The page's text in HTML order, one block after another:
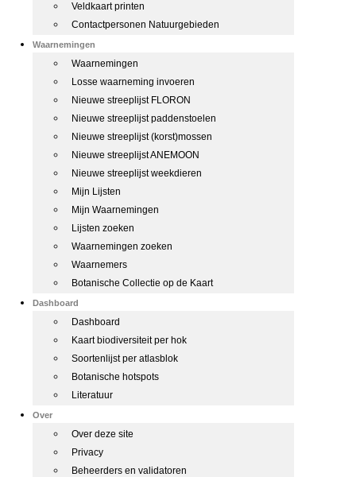
Veldkaart printen
Contactpersonen Natuurgebieden
Waarnemingen
Waarnemingen
Losse waarneming invoeren
Nieuwe streeplijst FLORON
Nieuwe streeplijst paddenstoelen
Nieuwe streeplijst (korst)mossen
Nieuwe streeplijst ANEMOON
Nieuwe streeplijst weekdieren
Mijn Lijsten
Mijn Waarnemingen
Lijsten zoeken
Waarnemingen zoeken
Waarnemers
Botanische Collectie op de Kaart
Dashboard
Dashboard
Kaart biodiversiteit per hok
Soortenlijst per atlasblok
Botanische hotspots
Literatuur
Over
Over deze site
Privacy
Beheerders en validatoren